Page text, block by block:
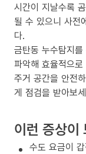
시간이 지날수록
될 수 있으니 사전
다.
금탄동 누수탐지
파악해 효율적으
주거 공간을 안전
게 점검을 받아보
이런 증상이
수도 요금이